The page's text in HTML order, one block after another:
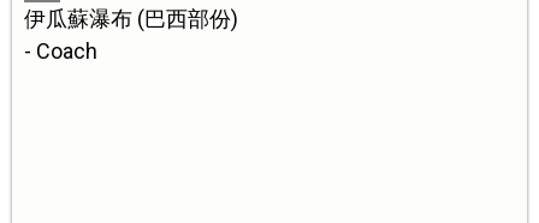
伊瓜蘇瀑布 (巴西部份)
- Coach